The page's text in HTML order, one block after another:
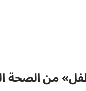
من الصحة